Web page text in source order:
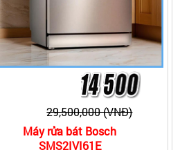
29,500,000 (VNĐ)
Máy rửa bát Bosch
SMS2IVI61E